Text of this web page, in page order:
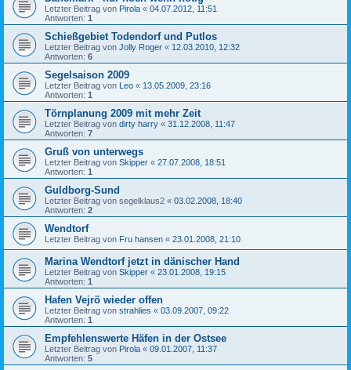
Letzter Beitrag von Pirola « 04.07.2012, 11:51
Antworten: 1
Schießgebiet Todendorf und Putlos
Letzter Beitrag von Jolly Roger « 12.03.2010, 12:32
Antworten: 6
Segelsaison 2009
Letzter Beitrag von Leo « 13.05.2009, 23:16
Antworten: 1
Törnplanung 2009 mit mehr Zeit
Letzter Beitrag von dirty harry « 31.12.2008, 11:47
Antworten: 7
Gruß von unterwegs
Letzter Beitrag von Skipper « 27.07.2008, 18:51
Antworten: 1
Guldborg-Sund
Letzter Beitrag von segelklaus2 « 03.02.2008, 18:40
Antworten: 2
Wendtorf
Letzter Beitrag von Fru hansen « 23.01.2008, 21:10
Marina Wendtorf jetzt in dänischer Hand
Letzter Beitrag von Skipper « 23.01.2008, 19:15
Antworten: 1
Hafen Vejrö wieder offen
Letzter Beitrag von strahlies « 03.09.2007, 09:22
Antworten: 1
Empfehlenswerte Häfen in der Ostsee
Letzter Beitrag von Pirola « 09.01.2007, 11:37
Antworten: 5